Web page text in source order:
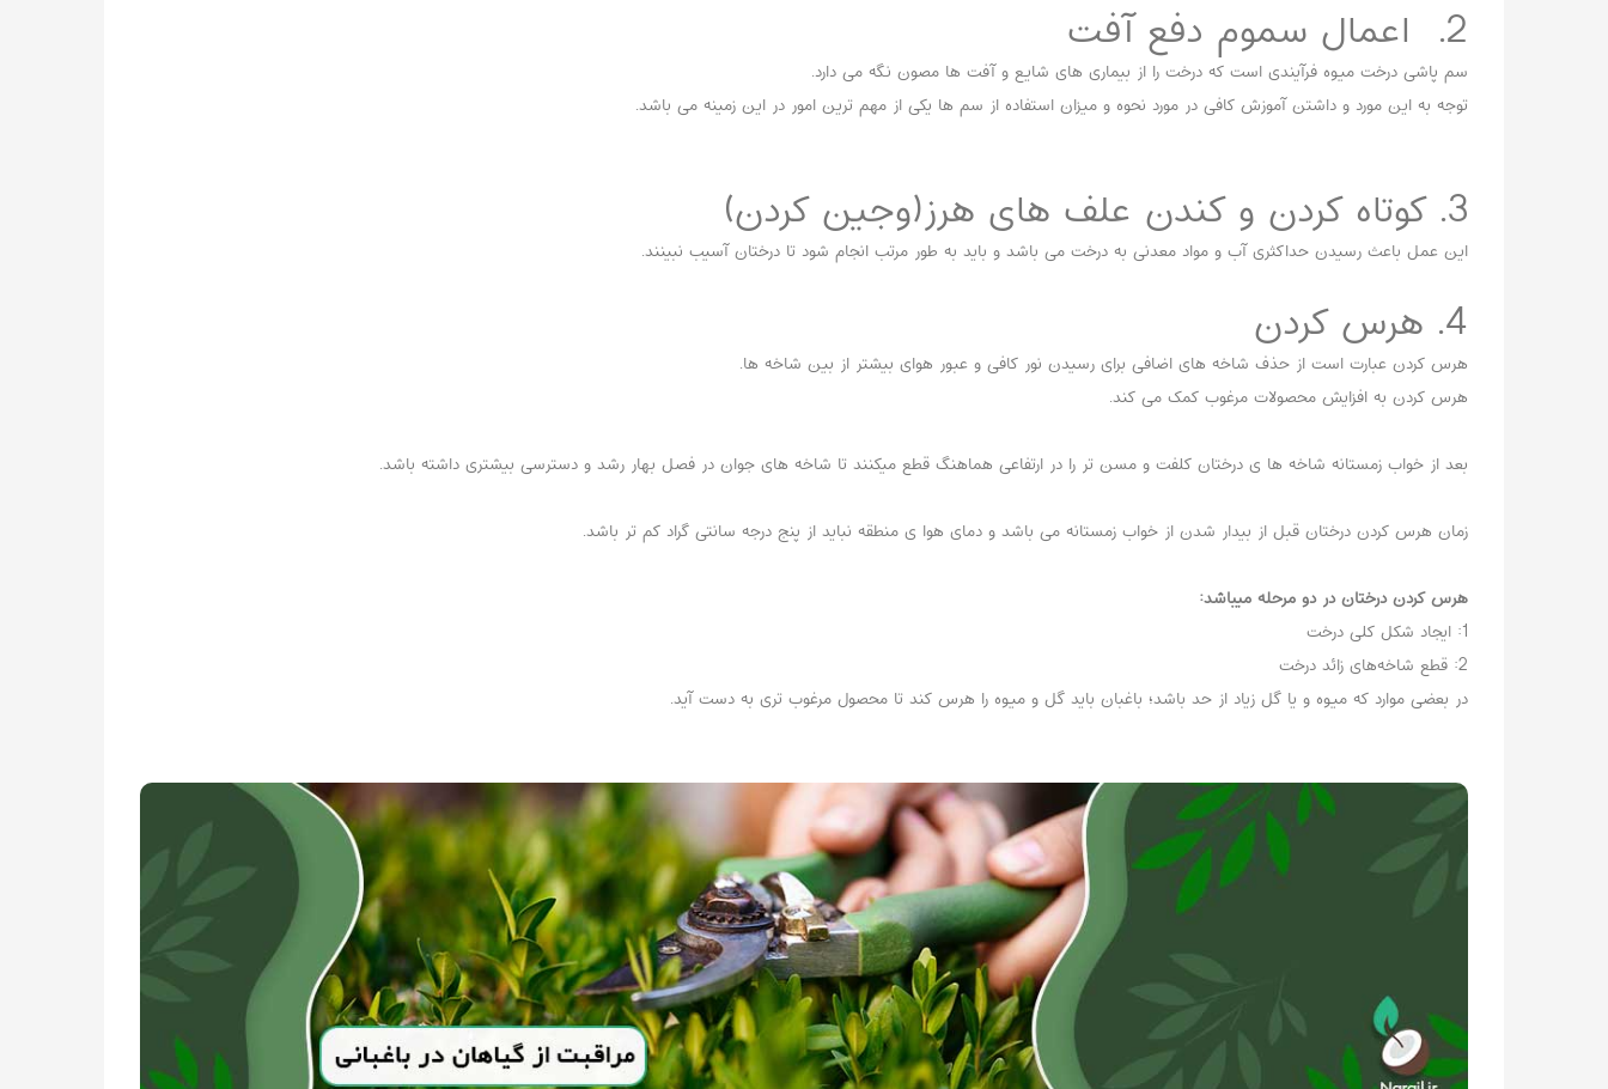
2. اعمال سموم دفع آفت
سم پاشی درخت میوه فرآیندی است که درخت را از بیماری های شایع و آفت ها مصون نگه می دارد.
توجه به این مورد و داشتن آموزش کافی در مورد نحوه و میزان استفاده از سم ها یکی از مهم ترین امور در این زمینه می باشد.
3. کوتاه کردن و کندن علف های هرز(وجین کردن)
این عمل باعث رسیدن حداکثری آب و مواد معدنی به درخت می باشد و باید به طور مرتب انجام شود تا درختان آسیب نبینند.
4. هرس کردن
هرس کردن عبارت است از حذف شاخه های اضافی برای رسیدن نور کافی و عبور هوای بیشتر از بین شاخه ها.
هرس کردن به افزایش محصولات مرغوب کمک می کند.
بعد از خواب زمستانه شاخه ها ی درختان کلفت و مسن تر را در ارتفاعی هماهنگ قطع میکنند تا شاخه های جوان در فصل بهار رشد و دسترسی بیشتری داشته باشد.
زمان هرس کردن درختان قبل از بیدار شدن از خواب زمستانه می باشد و دمای هوا ی منطقه نباید از پنج درجه سانتی گراد کم تر باشد.
هرس کردن درختان در دو مرحله میباشد:
1: ایجاد شکل کلی درخت
2: قطع شاخه‌های زائد درخت
در بعضی موارد که میوه و یا گل زیاد از حد باشد؛ باغبان باید گل و میوه را هرس کند تا محصول مرغوب تری به دست آید.